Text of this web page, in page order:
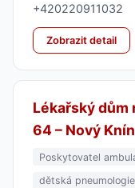
+420220911032
Zobrazit detail
Lékařský dům
64 – Nový Knín
Poskytovatel
dětská pneumologie